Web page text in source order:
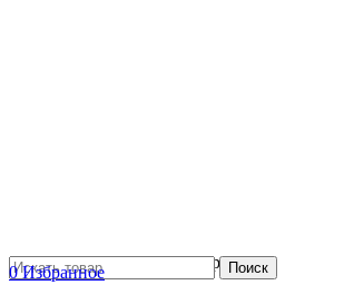
Сотрудничество с дизайнерамиПоиск
0Избранное